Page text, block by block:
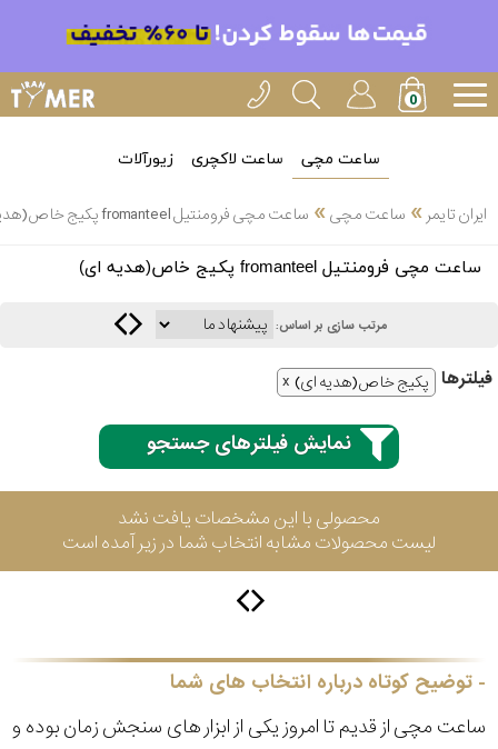
ساعت مچی ساعت لاکچری زیورآلات
ایران تایمر » ساعت مچی» ساعت مچی فرومنتیل fromanteel پکیج خاص(هدیه ای)
ساعت مچی فرومنتیل fromanteel پکیج خاص(هدیه ای)
مرتب سازی بر اساس:
فیلتر‌ها پکیج خاص(هدیه ای)
نمایش فیلترهای جستجو
محصولی با این مشخصات یافت نشد
لیست محصولات مشابه انتخاب شما در زیر آمده است
توضیح کوتاه درباره انتخاب های شما
ساعت مچی از قدیم تا امروز یکی از ابزار های سنجش زمان بوده و
انتخاب
بین 3
3
سیکو
سیتیزن
اورینت